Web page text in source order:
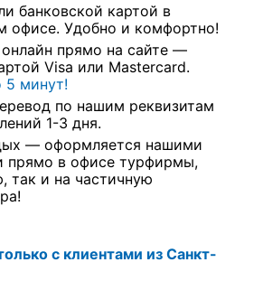
банковской картой в
офисе. Удобно и комфортно!
онлайн прямо на сайте —
Visa или Mastercard.
5 минут!
по нашим реквизитам
1-3 дня.
— оформляется нашими
прямо в офисе турфирмы,
так и на частичную
с клиентами из Санкт-